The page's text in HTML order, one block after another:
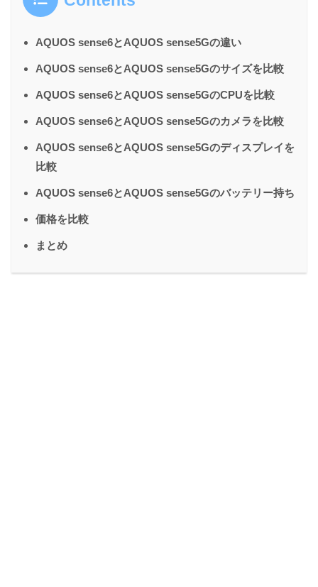
AQUOS sense6とAQUOS sense5Gの違い
AQUOS sense6とAQUOS sense5Gのサイズを比較
AQUOS sense6とAQUOS sense5GのCPUを比較
AQUOS sense6とAQUOS sense5Gのカメラを比較
AQUOS sense6とAQUOS sense5Gのディスプレイを
比較
AQUOS sense6とAQUOS sense5Gのバッテリー持ち
価格を比較
まとめ